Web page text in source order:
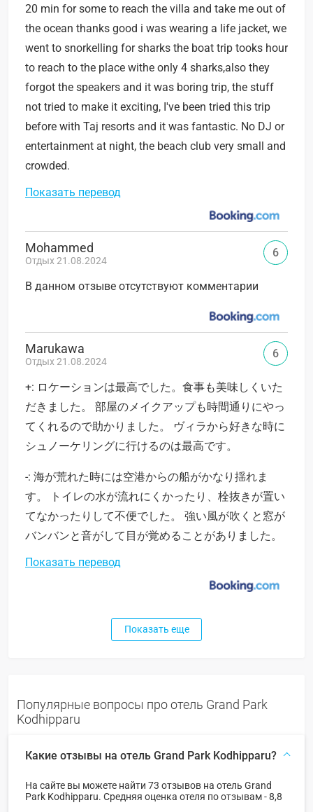
20 min for some to reach the villa and take me out of
the ocean thanks good i was wearing a life jacket, we
went to snorkelling for sharks the boat trip tooks hour
to reach to the place withe only 4 sharks,also they
forgot the speakers and it was boring trip, the stuff
not tried to make it exciting, I've been tried this trip
before with Taj resorts and it was fantastic. No DJ or
entertainment at night, the beach club very small and
crowded.
Показать перевод
Mohammed
Отдых 21.08.2024
В данном отзыве отсутствуют комментарии
6
Marukawa
Отдых 21.08.2024
+: ロケーションは最高でした。食事も美味しくいた
だきました。 部屋のメイクアップも時間通りにやっ
てくれるので助かりました。 ヴィラから好きな時に
シュノーケリングに行けるのは最高です。
-: 海が荒れた時には空港からの船がかなり揺れま
す。 トイレの水が流れにくかったり、栓抜きが置い
てなかったりして不便でした。 強い風が吹くと窓が
バンバンと音がして目が覚めることがありました。
Показать перевод
6
Показать еще
Популярные вопросы про отель Grand Park
Kodhipparu
Какие отзывы на отель Grand Park Kodhipparu?
На сайте вы можете найти 73 отзывов на отель Grand
Park Kodhipparu. Средняя оценка отеля по отзывам - 8,8